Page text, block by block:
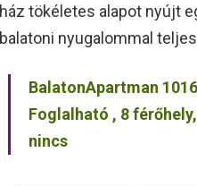
ház tökéletes alapot nyújt
balatoni nyugalommal
BalatonApartman
Foglalható , 8
nincs